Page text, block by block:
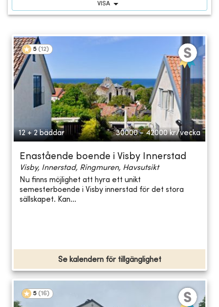
VISA
5 (12)
12 + 2 bäddar 30000 - 42000 kr/vecka
Enastående boende i Visby Innerstad
Visby, Innerstad, Ringmuren, Havsutsikt
Nu finns möjlighet att hyra ett unikt
semesterboende i Visby innerstad för det stora
sällskapet. Kan...
Se kalendern för tillgänglighet
5 (16)